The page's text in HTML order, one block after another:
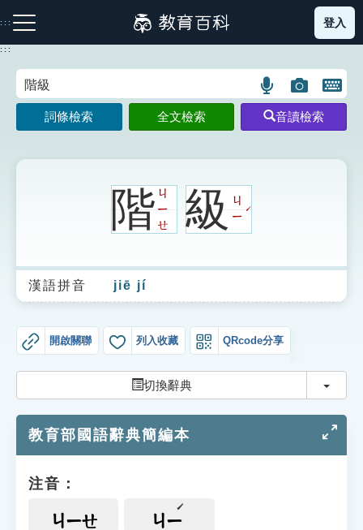
到
主
:::
注音索引圖示 筆畫索引圖示 部首索引表圖示
生字詞彙表
成語故事
索引選單
單字索引
遊戲專區
登入
:::
語
言
搜
圖
片
搜
開
鍵
圖
詞條檢索 全文檢索 音讀檢索
階ㄐ
ㄧ
ㄝ
級ㄐ
ㄧ
ˊ
漢語拼音 jiē jí
開啟關聯 列入收藏 QRcode分享
切換辭典 切換
教育部國語辭典簡編本
注音：
ㄐㄧㄝ ㄐㄧ